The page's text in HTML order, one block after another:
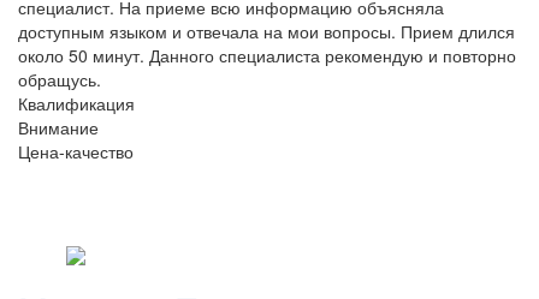
специалист. На приеме всю информацию объясняла
доступным языком и отвечала на мои вопросы. Прием длился
около 50 минут. Данного специалиста рекомендую и повторно
обращусь.
Квалификация
Внимание
Цена-качество